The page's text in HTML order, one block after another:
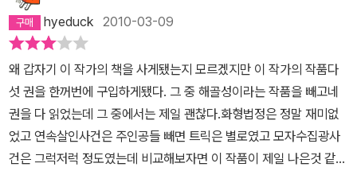
제3의 총탄(The Third Bullet)도 함께 수록되어 있는데 추리의 과정
이 비슷하여 그의 추리 성향을 어렴풋이나마 짐작할 수 있게 하였다.
그는 뇌진탕 상태로 그녀의 무죄를 증언해줄 수 없었다. 왠지 모를 푸
근함이 느껴지는 킨로스 박사에 의해서 이브의 무죄는 증명이 되고,
그가 밝히는 진짜 범인의 정체는 반전에 반전을 거듭하는 듯 하다.
사실 책을 읽으면서 '흠. 이거 범인이 너무 뻔하잖아.'라고 생각했었
다. 헌데, 킨로스 박사가 밝힌 범인은 전혀 생각치 못했던 인물이었다.
이 책을 읽을 때에는 등장인물의 말 토씨 하나도 단서가 된다. 그만큼
주의깊게 읽어야 하는 책이다. 책을 단숨에 다 읽어버리는 바람에 늦
게 자서 늦잠을 자긴 했지만 그래도 이 작품을 만난건 행운이라는 생
hyeduck 2010-03-09
왜 갑자기 이 작가의 책을 사게됐는지 모르겠지만 이 작가의 작품다
섯 권을 한꺼번에 구입하게됐다. 그 중 해골성이라는 작품을 빼고네
권을 다 읽었는데 그 중에서는 제일 괜찮다.화형법정은 정말 재미없
었고 연속살인사건은 주인공들 빼면 트릭은 별로였고 모자수집광사
건은 그럭저럭 정도였는데 비교해보자면 이 작품이 제일 나은것 같